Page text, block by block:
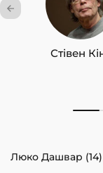
Стівен
Люко Дашвар (14)